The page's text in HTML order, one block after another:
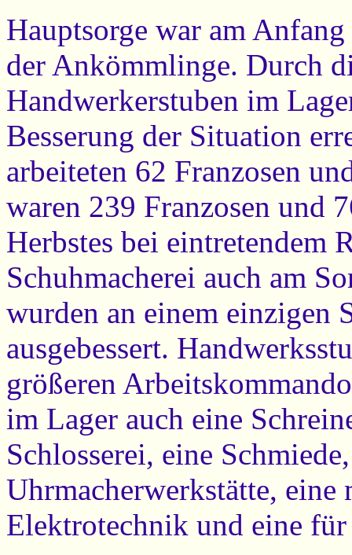
Hauptsorge war am
der Ankömmlinge. Durch
Handwerkerstuben im
Besserung der Situation
arbeiteten 62 Franzosen
waren 239 Franzosen und
Herbstes bei eintretendem
Schuhmacherei auch am
wurden an einem einzigen
ausgebessert.
größeren
im Lager auch eine
Schlosserei, eine
Uhrmacherwerkstätte, eine
Elektrotechnik und eine für